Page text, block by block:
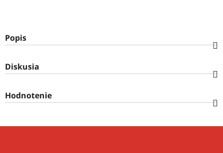
Popis
Diskusia
Hodnotenie